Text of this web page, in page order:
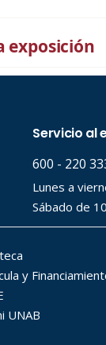
exposición